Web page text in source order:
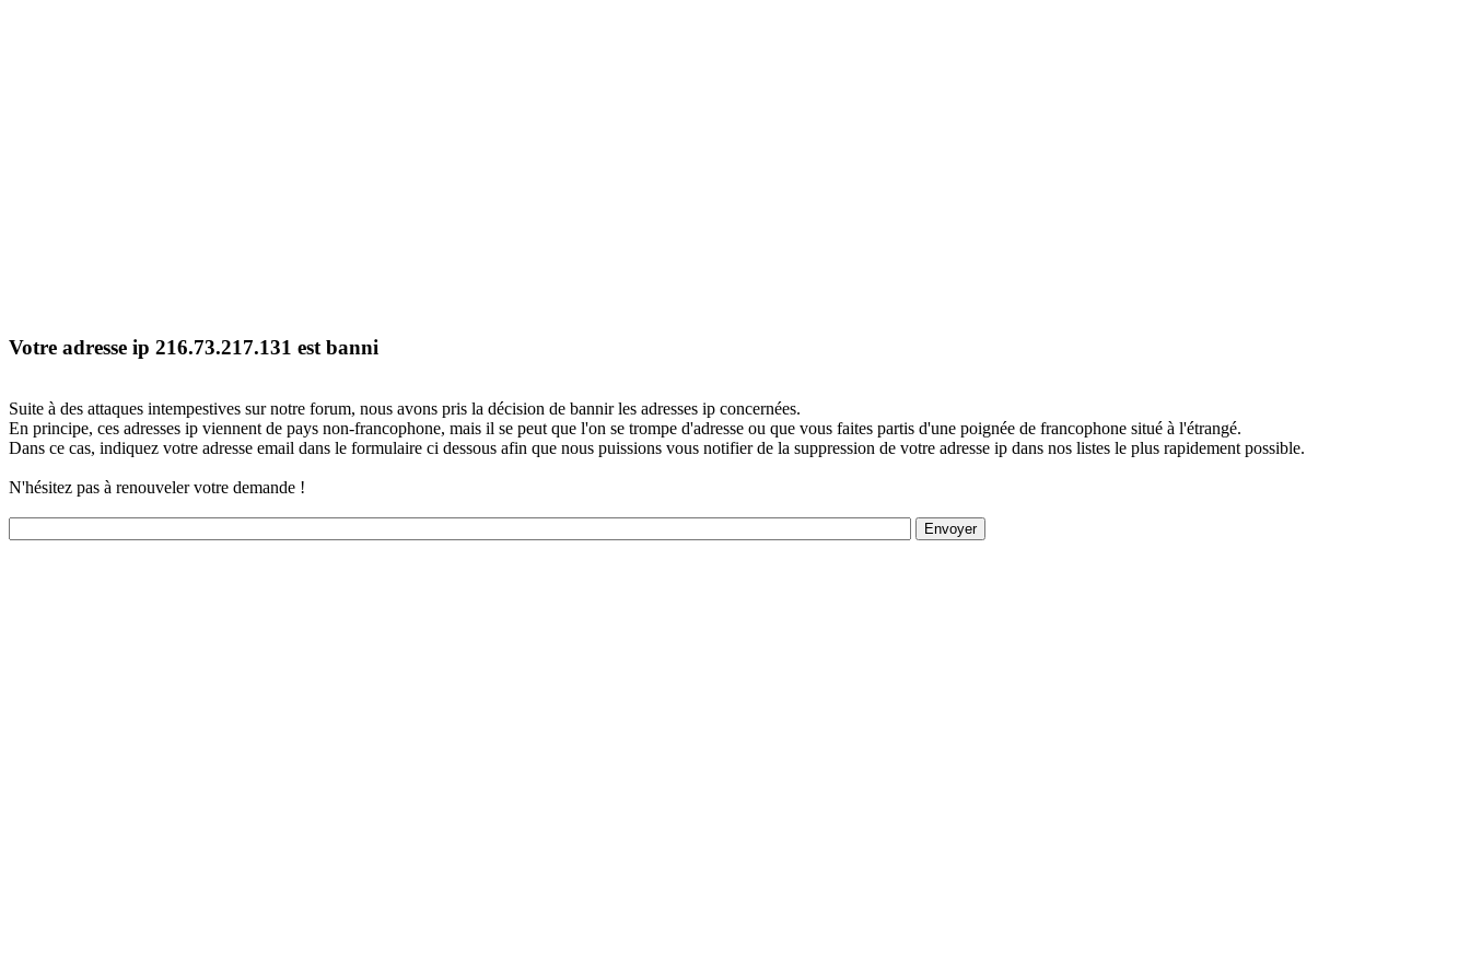
Votre adresse ip 216.73.217.131 est banni
Suite à des attaques intempestives sur notre forum, nous avons pris la décision de bannir les adresses ip concernées.
En principe, ces adresses ip viennent de pays non-francophone, mais il se peut que l'on se trompe d'adresse ou que vous faites partis d'une poignée de francophone situé à l'étrangé.
Dans ce cas, indiquez votre adresse email dans le formulaire ci dessous afin que nous puissions vous notifier de la suppression de votre adresse ip dans nos listes le plus rapidement possible.
N'hésitez pas à renouveler votre demande !